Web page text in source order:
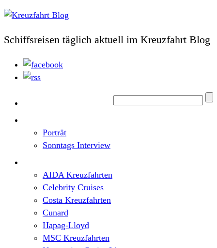
Schiffsreisen täglich aktuell im Kreuzfahrt Blog
Porträt
Sonntags Interview
AIDA Kreuzfahrten
Celebrity Cruises
Costa Kreuzfahrten
Cunard
Hapag-Lloyd
MSC Kreuzfahrten